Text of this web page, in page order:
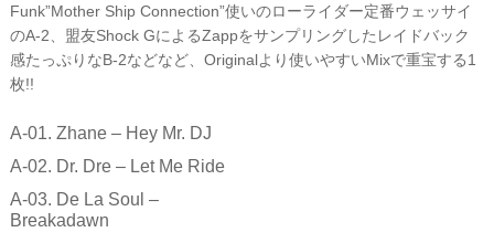
Funk”Mother Ship Connection”使いのローライダー定番ウェッサイ
のA-2、盟友Shock GによるZappをサンプリングしたレイドバック
感たっぷりなB-2などなど、Originalより使いやすいMixで重宝する1
枚!!
A-01. Zhane – Hey Mr. DJ
A-02. Dr. Dre – Let Me Ride
A-03. De La Soul –
Breakadawn